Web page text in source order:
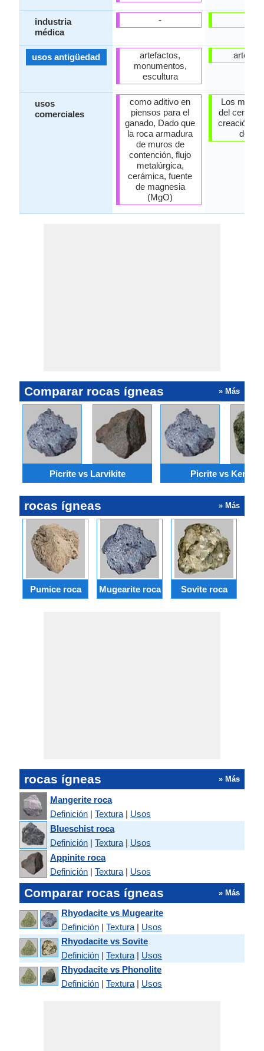
industria
médica
usos antigüedad
usos
comerciales
-
artefactos,
monumentos,
escultura
como aditivo en
piensos para el
ganado, Dado que
la roca armadura
de muros de
contención, flujo
metalúrgica,
cerámica, fuente
de magnesia
(MgO)
Los
del
creación
de
Comparar rocas ígneas » Más
Picrite vs Larvikite Picrite vs Kenyte
rocas ígneas » Más
Pumice roca Mugearite roca Sovite roca
rocas ígneas » Más
Mangerite roca
Definición | Textura | Usos
Blueschist roca
Definición | Textura | Usos
Appinite roca
Definición | Textura | Usos
Comparar rocas ígneas » Más
Rhyodacite vs Mugearite
Definición | Textura | Usos
Rhyodacite vs Sovite
Definición | Textura | Usos
Rhyodacite vs Phonolite
Definición | Textura | Usos